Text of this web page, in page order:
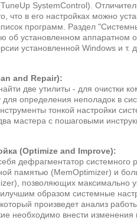
SystemControl).
что в его настройках можно
программ. Раздел
установленном аппаратном
установленной Windows и т. д.
and Repair):
две утилиты - для очистки
для определения неполадок в
тонкой настройки
мастера с пошаговыми
(Optimize and Improve):
дефрагментатор системного
памятью (MemOptimizer) и
позволяющих максимально
образом системные
произведет анализ
необходимо внести изменения